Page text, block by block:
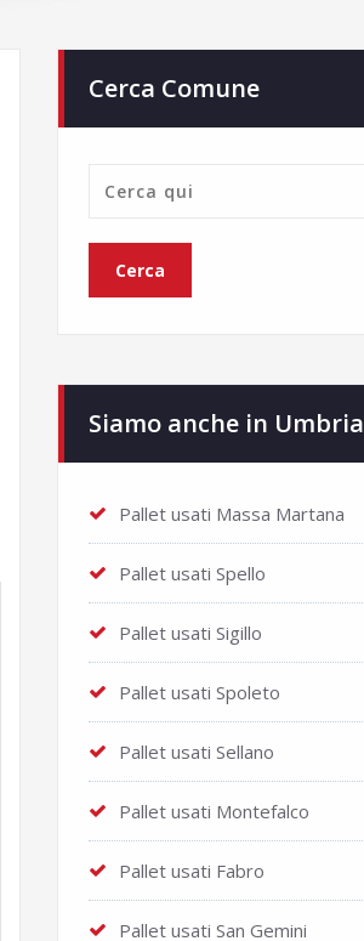
Cerca Comune
Siamo anche in Umbria
Pallet usati Massa Martana
Pallet usati Spello
Pallet usati Sigillo
Pallet usati Spoleto
Pallet usati Sellano
Pallet usati Montefalco
Pallet usati Fabro
Pallet usati San Gemini